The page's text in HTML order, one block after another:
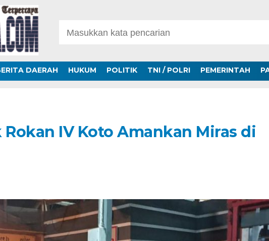
DAERAH HUKUM POLITIK TNI / POLRI PEMERINTAH
Rokan IV Koto Amankan Miras di